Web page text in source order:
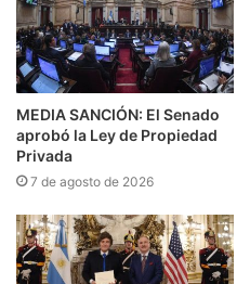
MEDIA SANCIÓN: El Senado
aprobó la Ley de Propiedad
Privada
7 de agosto de 2026